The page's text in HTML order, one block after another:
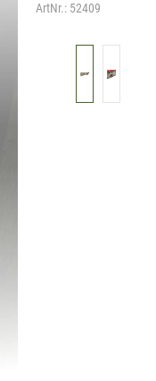
ArtNr.: 52409